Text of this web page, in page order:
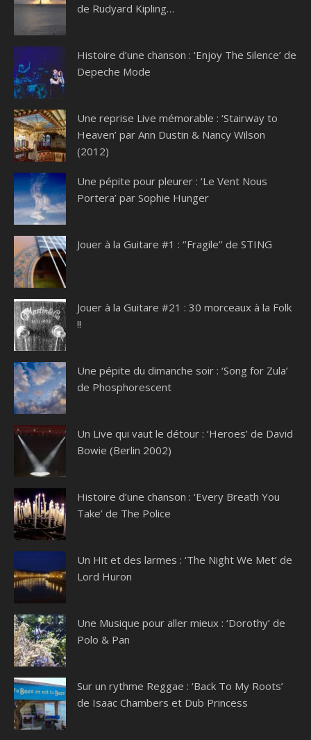
de Rudyard Kipling…
Histoire d’une chanson : ‘Enjoy The Silence’ de
Depeche Mode
Une reprise Live mémorable : ‘Stairway to
Heaven’ par Ann Dustin & Nancy Wilson
(2012)
Une pépite pour pleurer : ‘Le Vent Nous
Portera’ par Sophie Hunger
Jouer à la Guitare #1 : ‘’Fragile’’ de STING
Jouer à la Guitare #21 : 30 morceaux à la Folk
!!
Une pépite du dimanche soir : ‘Song for Zula’
de Phosphorescent
Un Live qui vaut le détour : ‘Heroes’ de David
Bowie (Berlin 2002)
Histoire d’une chanson : ‘Every Breath You
Take’ de The Police
Un Hit et des larmes : ‘The Night We Met’ de
Lord Huron
Une Musique pour aller mieux : ‘Dorothy’ de
Polo & Pan
Sur un rythme Reggae : ‘Back To My Roots’
de Isaac Chambers et Dub Princess